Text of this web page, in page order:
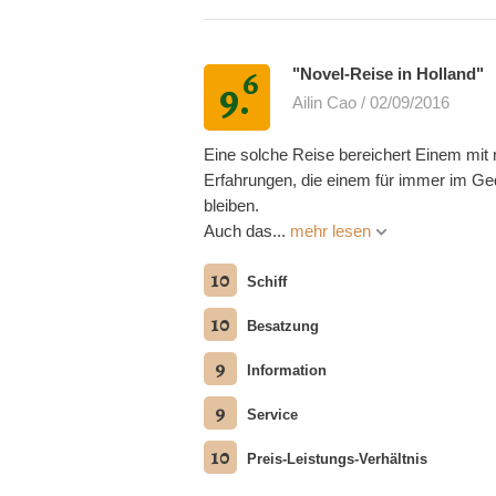
9.6
"Novel-Reise in Holland"
Ailin Cao / 02/09/2016
Eine solche Reise bereichert Einem mit
Erfahrungen, die einem für immer im
bleiben.
Auch das... mehr lesen
10 Schiff
10 Besatzung
9 Information
9 Service
10 Preis-Leistungs-Verhältnis